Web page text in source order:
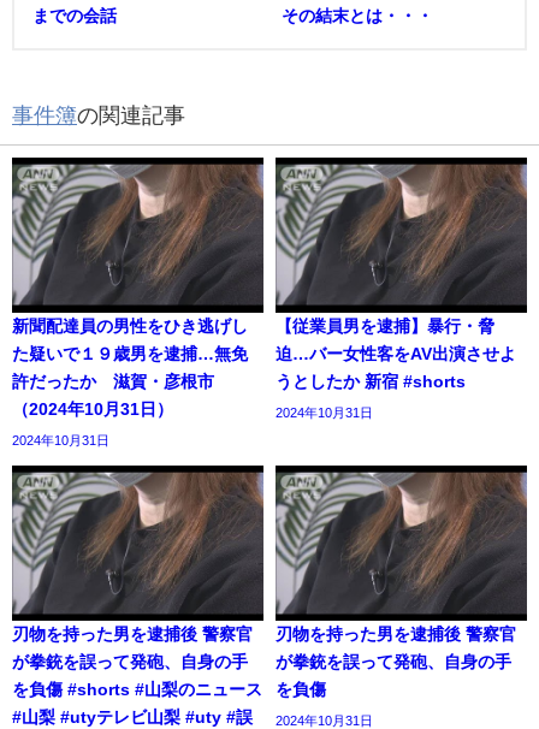
までの会話 その結末とは・・・
事件簿の関連記事
新聞配達員の男性をひき逃げし
た疑いで１９歳男を逮捕…無免
許だったか 滋賀・彦根市
（2024年10月31日）
2024年10月31日
【従業員男を逮捕】暴行・脅
迫…バー女性客をAV出演させよ
うとしたか 新宿 #shorts
2024年10月31日
刃物を持った男を逮捕後 警察官
が拳銃を誤って発砲、自身の手
を負傷 #shorts #山梨のニュース
#山梨 #utyテレビ山梨 #uty #誤
刃物を持った男を逮捕後 警察官
が拳銃を誤って発砲、自身の手
を負傷
2024年10月31日